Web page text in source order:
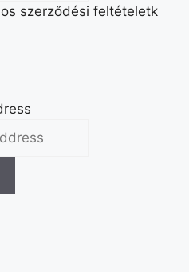
szerződési feltételetk